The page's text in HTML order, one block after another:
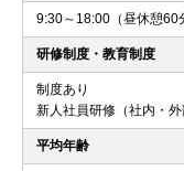
9:30～18:00（昼休憩
研修制度・教育制度
制度あり
新人社員研修（社内・
平均年齢